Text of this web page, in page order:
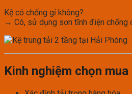
Kệ có chống gỉ không?
→ Có, sử dụng sơn tĩnh điện chống
Kinh nghiệm chọn